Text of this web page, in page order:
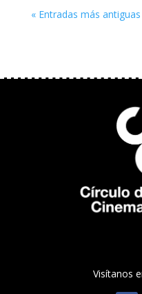
« Entradas más antiguas
Visítanos